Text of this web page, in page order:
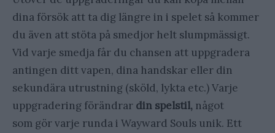
dina försök att ta dig längre in i spelet så kommer
du även att stöta på smedjor helt slumpmässigt.
Vid varje smedja får du chansen att uppgradera
antingen ditt vapen, dina handskar eller din
sekundära utrustning (sköld, lykta etc.) Varje
uppgradering förändrar din spelstil, något
som gör varje runda i Wayward Souls unik. Ett